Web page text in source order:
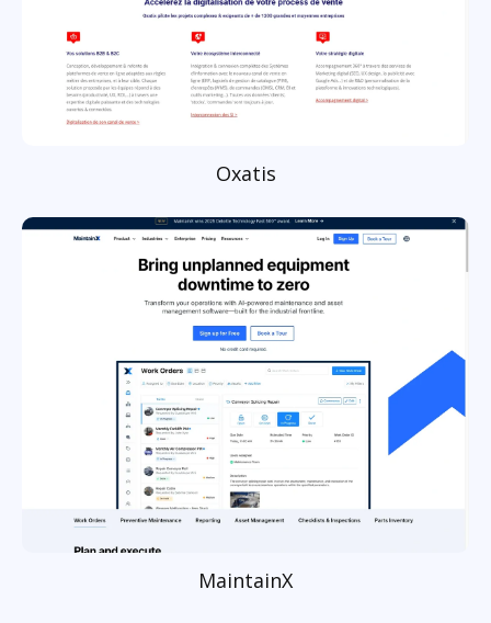
Oxatis
MaintainX